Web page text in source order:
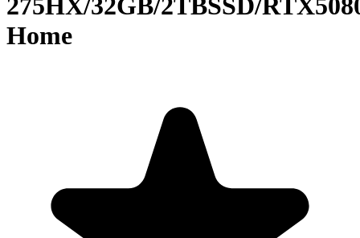
275HX/32GB/2TBSSD/
Home